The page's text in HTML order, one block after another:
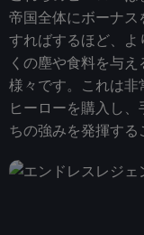
帝国全体にボーナ
すればするほど、よ
くの塵や食料を与
様々です。これは
ヒーローを購入し
ちの強みを発揮する